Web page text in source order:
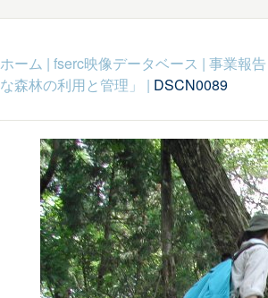
ホーム | fserc映像データベース | 事業報告
な森林の利用と管理」
| DSCN0089